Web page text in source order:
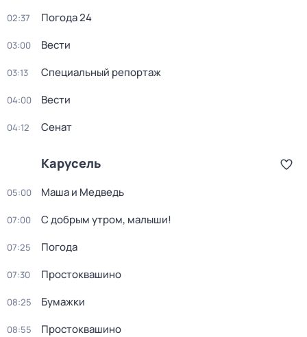
02:37 Погода 24
03:00 Вести
03:13 Специальный репортаж
04:00 Вести
04:12 Сенат
Карусель
05:00 Маша и Медведь
07:00 С добрым утром, малыши!
07:25 Погода
07:30 Простоквашино
08:25 Бумажки
08:55 Простоквашино